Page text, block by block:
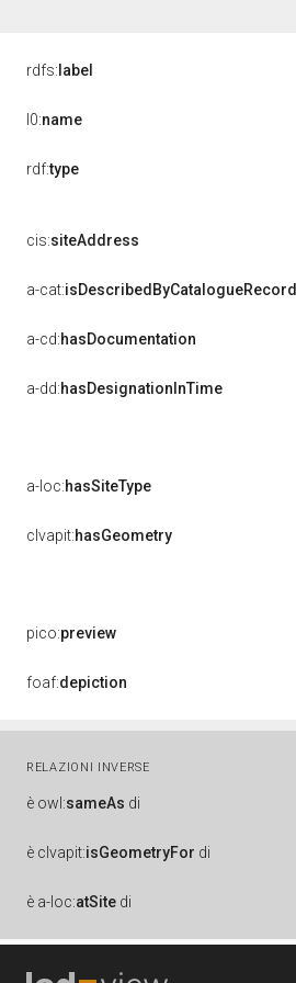
rdfs: label
l0:name
rdf:type
cis:siteAddress
a-cat:isDescribedByCatalogueRecord
a-cd:hasDocumentation
a-dd:hasDesignationInTime
a-loc:hasSiteType
clvapit:hasGeometry
pico:preview
foaf:depiction
RELAZIONI INVERSE
è owl:sameAs di
è clvapit:isGeometryFor di
è a-loc:atSite di